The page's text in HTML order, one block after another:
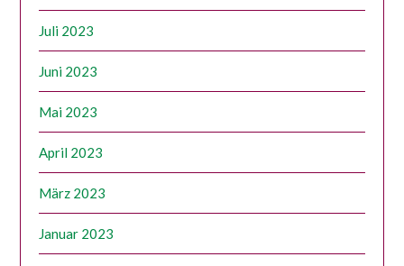
Juli 2023
Juni 2023
Mai 2023
April 2023
März 2023
Januar 2023